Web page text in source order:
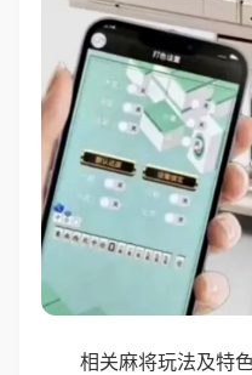
相关麻将玩法及特